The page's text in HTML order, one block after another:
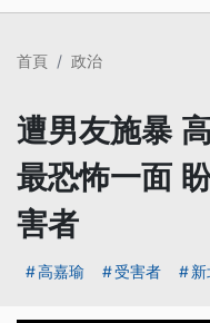
首頁 政治
遭男友施暴
最恐怖一面
害者
高嘉瑜 受害者